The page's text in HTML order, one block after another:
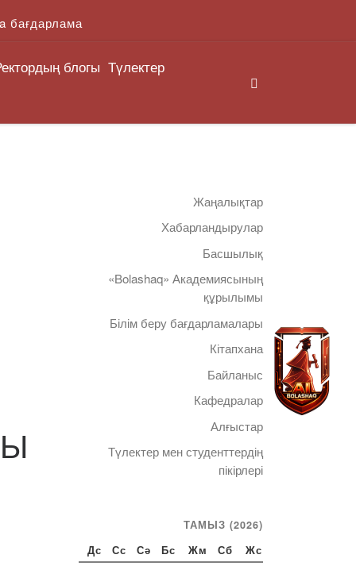
бағдарлама
блогы Түлектер
Жаңалықтар
Хабарландырулар
Басшылық
«Bolashaq» Академиясының
құрылымы
Білім беру бағдарламалары
Кітапхана
Байланыс
Кафедралар
Алғыстар
Түлектер мен студенттердің
пікірлері
ТАМЫЗ (2026)
Дс Сс Сә Бс Жм Сб Жс
Telegram